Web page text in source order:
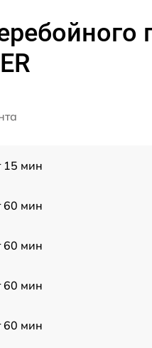
ER
15 мин
60 мин
60 мин
60 мин
60 мин